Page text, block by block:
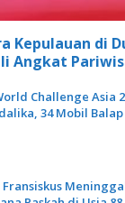
Kepulauan di
Angkat
Challenge Asia
34 Mobil
Fransiskus